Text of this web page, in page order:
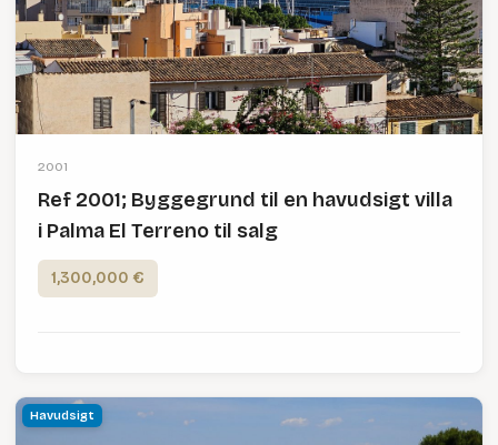
2001
Ref 2001; Byggegrund til en havudsigt villa
i Palma El Terreno til salg
1,300,000 €
Havudsigt